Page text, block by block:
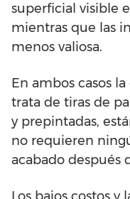
superficial visible
mientras que las
menos valiosa.
En ambos casos
trata de tiras de
y prepintadas,
no requieren
acabado después